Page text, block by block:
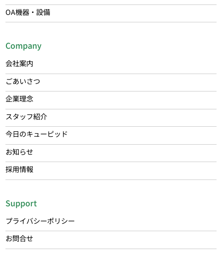
OA機器・設備
Company
会社案内
ごあいさつ
企業理念
スタッフ紹介
今日のキューピッド
お知らせ
採用情報
Support
プライバシーポリシー
お問合せ